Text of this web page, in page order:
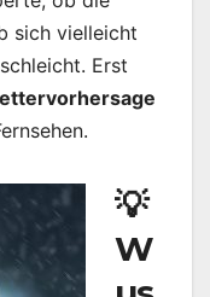
sich vielleicht
Erst
💡
W